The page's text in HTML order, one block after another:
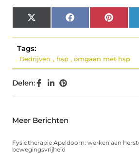
X
(Twitter)
Facebook
Tags:
Bedrijven , hsp , omgaan met hsp
Delen:
Meer Berichten
Fysiotherapie Apeldoorn: werken aan
bewegingsvrijheid